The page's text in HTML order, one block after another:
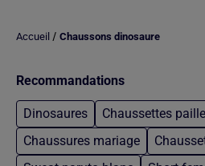
Accueil / Chaussons dinosaure
Recommandations
Dinosaures Chaussettes
Chaussures mariage